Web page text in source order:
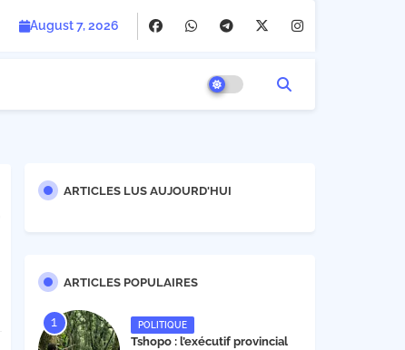
August 7, 2026
ARTICLES LUS AUJOURD'HUI
ARTICLES POPULAIRES
POLITIQUE
Tshopo : l’exécutif provincial